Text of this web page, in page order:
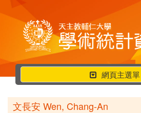
行
動
選
單
網頁主選單
文長安 Wen, Chang-An